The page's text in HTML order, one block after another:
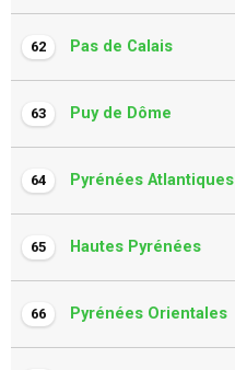
62 Pas de Calais
63 Puy de Dôme
64 Pyrénées Atlantiques
65 Hautes Pyrénées
66 Pyrénées Orientales